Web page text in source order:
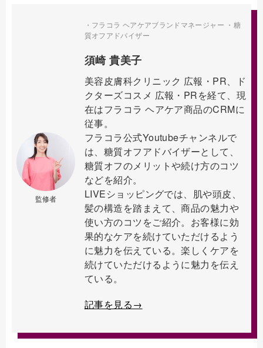
監修者
・フラコラ ヘアケアブランドマネージャー ・糖
質オフアドバイザー
須崎 貴美子
美容皮膚科クリニック 広報・PR、ド
クターズコスメ 広報・PRを経て、現
在はフラコラ ヘアケア商品のCRMに
従事。
フラコラ公式Youtubeチャンネルで
は、糖質オフアドバイザーとして、
糖質オフのメリットや続け方のコツ
などを紹介。
LIVEショッピングでは、肌や頭皮、
髪の構造を踏まえて、商品の魅力や
使い方のコツをご紹介。お客様に効
果的なケアを続けていただけるよう
に魅力を伝えている。楽しくケアを
続けていただけるように魅力を伝え
ている。
記事を見る→